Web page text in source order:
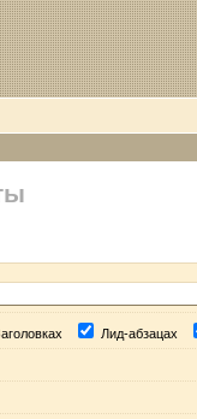
Лид-абзацах